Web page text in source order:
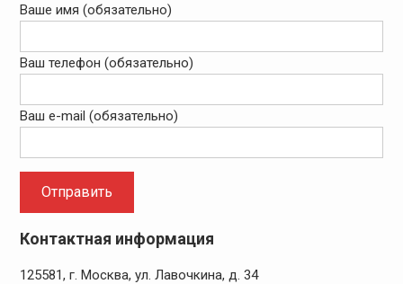
Ваше имя (обязательно)
Ваш телефон (обязательно)
Ваш e-mail (обязательно)
Контактная информация
125581, г. Москва, ул. Лавочкина, д. 34